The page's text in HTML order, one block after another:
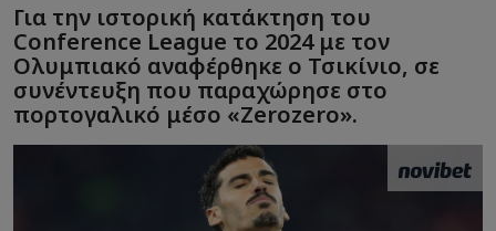
Για την ιστορική κατάκτηση του
Conference League το 2024 με τον
Ολυμπιακό αναφέρθηκε ο Τσικίνιο, σε
συνέντευξη που παραχώρησε στο
πορτογαλικό μέσο «Zerozero».